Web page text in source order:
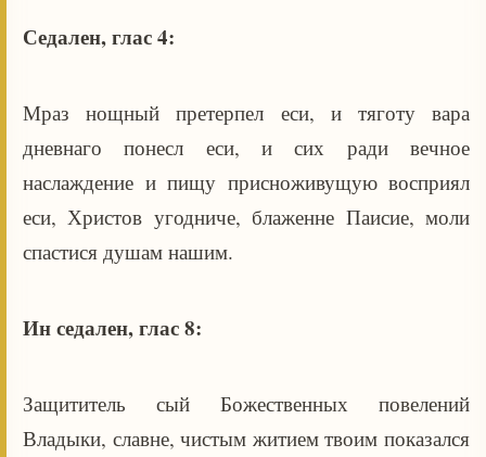
Седален, глас 4:
Мраз нощный претерпел еси, и тяготу вара
дневнаго понесл еси, и сих ради вечное
наслаждение и пищу присноживущую восприял
еси, Христов угодниче, блаженне Паисие, моли
спастися душам нашим.
Ин седален, глас 8:
Защититель сый Божественных повелений
Владыки, славне, чистым житием твоим показался